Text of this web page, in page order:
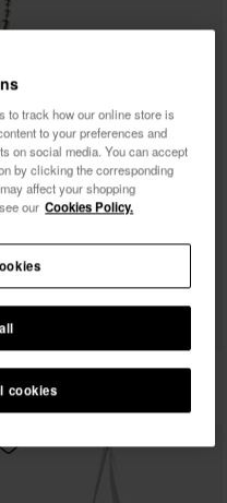
to track how our online store is
to your preferences and
on social media. You can accept
by clicking the corresponding
affect your shopping
our Cookies Policy.
cookies